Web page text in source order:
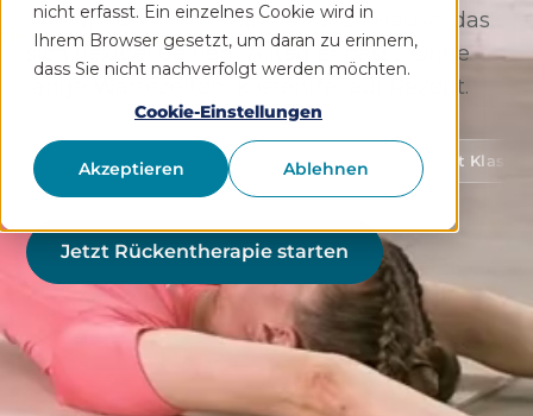
nicht erfasst. Ein einzelnes Cookie wird in
Ihrem Browser gesetzt, um daran zu erinnern,
dass Sie nicht nachverfolgt werden möchten.
Cookie-Einstellungen
Akzeptieren Ablehnen
Therapeutisches Training für zu Hause, das
sich flexibel deinem Alltag anpasst. Ohne
lange Wartezeiten, kostenfrei auf Rezept.
von Gesundheitsdaten Medizinprodukt Klasse 1 (gemäß
Jetzt Rückentherapie starten